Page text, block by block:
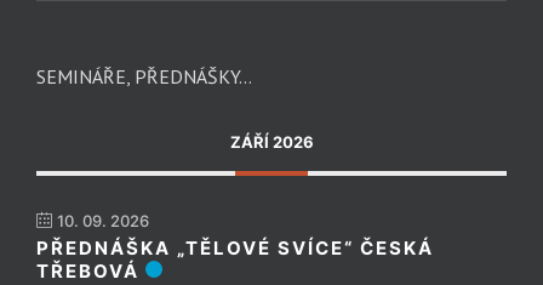
SEMINÁŘE, PŘEDNÁŠKY…
ZÁŘÍ 2026
10. 09. 2026
PŘEDNÁŠKA „TĚLOVÉ SVÍCE“ ČESKÁ
TŘEBOVÁ